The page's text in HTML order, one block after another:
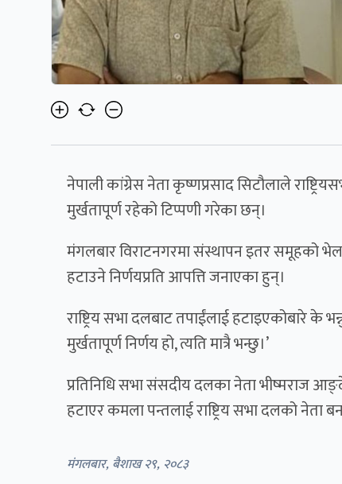
नेपाली कांग्रेस नेता कृष्णप्रसाद सिटौलाले
मुर्खतापूर्ण रहेको टिप्पणी गरेका छन्।
मंगलबार विराटनगरमा संस्थापन इतर समूहको
हटाउने निर्णयप्रति आपत्ति जनाएका हुन्।
राष्ट्रिय सभा दलबाट तपाईंलाई हटाइएकोबारे के
मुर्खतापूर्ण निर्णय हो, त्यति मात्रै भन्छु।’
प्रतिनिधि सभा संसदीय दलका नेता भीष्मराज
हटाएर कमला पन्तलाई राष्ट्रिय सभा दलको नेता
मंगलबार, बैशाख २९, २०८३